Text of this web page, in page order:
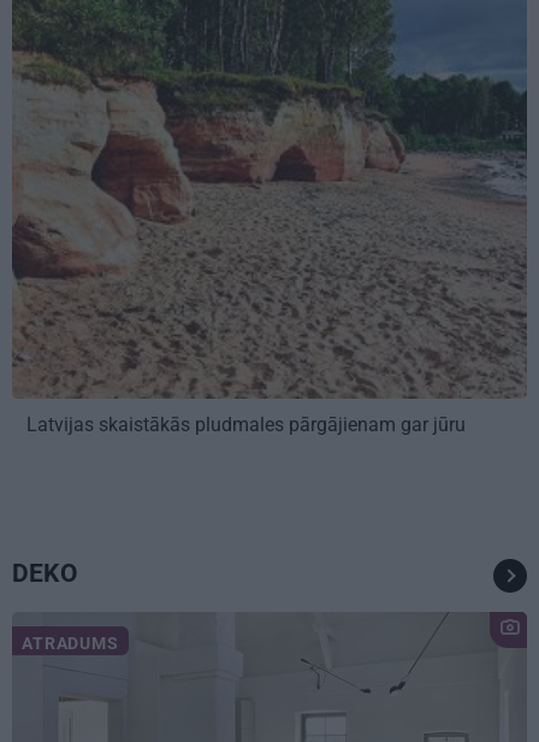
Latvijas skaistākās pludmales pārgājienam gar jūru
DEKO
ATRADUMS